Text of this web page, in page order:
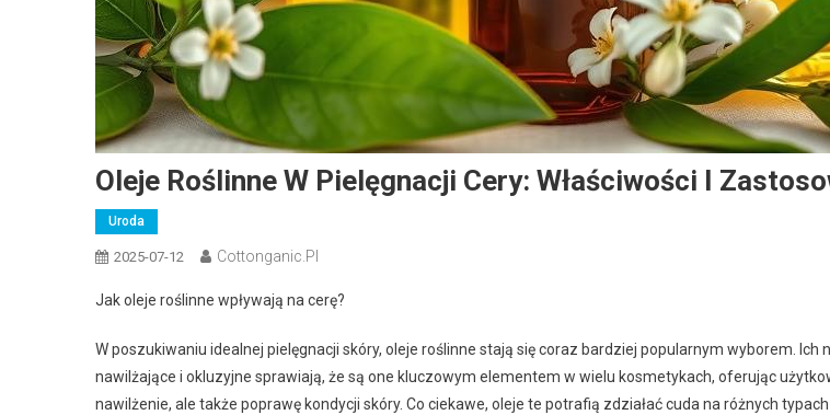
Oleje Roślinne W Pielęgnacji Cery: Właściwości I
Uroda
2025-07-12 Cottonganic.pl
Jak oleje roślinne wpływają na cerę?
W poszukiwaniu idealnej pielęgnacji skóry, oleje roślinne stają się coraz bardziej popularnym wyborem. Ich
nawilżające i okluzyjne sprawiają, że są one kluczowym elementem w wielu kosmetykach, oferując
nawilżenie, ale także poprawę kondycji skóry. Co ciekawe, oleje te potrafią zdziałać cuda na różnych typach